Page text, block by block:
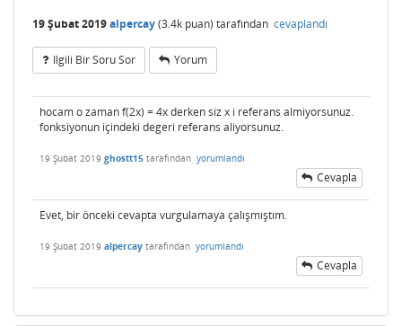
19 Şubat 2019alpercay(3.4k puan) tarafından cevaplandı
Ilgili Bir Soru Sor Yorum
hocam o zaman f(2x) = 4x derken siz x i referans almiyorsunuz.
fonksiyonun içindeki degeri referans aliyorsunuz.
19 Şubat 2019 ghostt15 tarafından yorumlandı
Cevapla
Evet, bir önceki cevapta vurgulamaya çalışmıştım.
19 Şubat 2019 alpercay tarafından yorumlandı
Cevapla